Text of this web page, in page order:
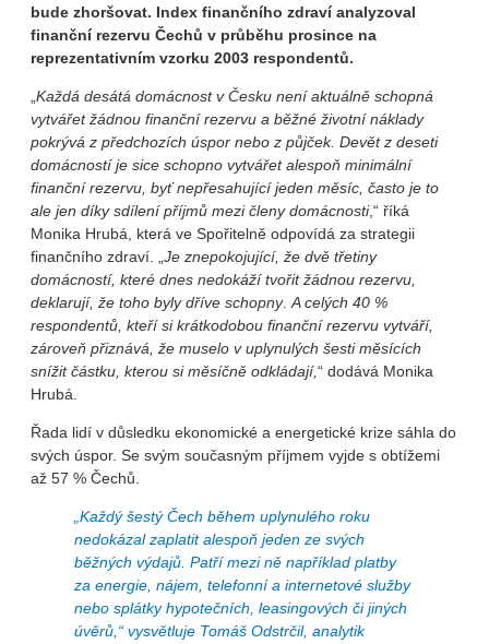
bude zhoršovat. Index finančního zdraví analyzoval
finanční rezervu Čechů v průběhu prosince na
reprezentativním vzorku 2003 respondentů.
„Každá desátá domácnost v Česku není aktuálně schopná
vytvářet žádnou finanční rezervu a běžné životní náklady
pokrývá z předchozích úspor nebo z půjček. Devět z deseti
domácností je sice schopno vytvářet alespoň minimální
finanční rezervu, byť nepřesahující jeden měsíc, často je to
ale jen díky sdílení příjmů mezi členy domácnosti,“ říká
Monika Hrubá, která ve Spořitelně odpovídá za strategii
finančního zdraví. „Je znepokojující, že dvě třetiny
domácností, které dnes nedokáží tvořit žádnou rezervu,
deklarují, že toho byly dříve schopny.A celých 40 %
respondentů, kteří si krátkodobou finanční rezervu vytváří,
zároveň přiznává, že muselo v uplynulých šesti měsících
snížit částku, kterou si měsíčně odkládají,“ dodává Monika
Hrubá.
Řada lidí v důsledku ekonomické a energetické krize sáhla do
svých úspor. Se svým současným příjmem vyjde s obtížemi
až 57 % Čechů.
„Každý šestý Čech během uplynulého roku
nedokázal zaplatit alespoň jeden ze svých
běžných výdajů. Patří mezi ně například platby
za energie, nájem, telefonní a internetové služby
nebo splátky hypotečních, leasingových či jiných
úvěrů,“ vysvětluje Tomáš Odstrčil, analytik